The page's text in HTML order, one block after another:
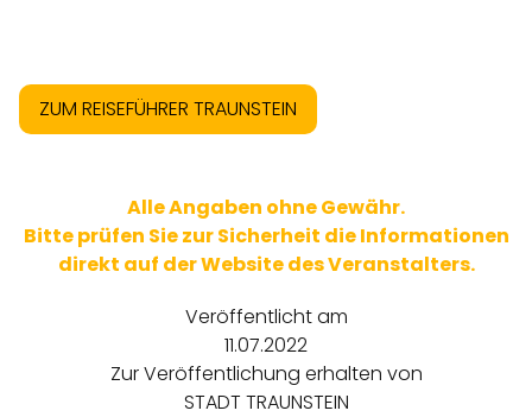
ZUM REISEFÜHRER TRAUNSTEIN
Alle Angaben ohne Gewähr.
Bitte prüfen Sie zur Sicherheit die Informationen
direkt auf der Website des Veranstalters.
Veröffentlicht am
11.07.2022
Zur Veröffentlichung erhalten von
STADT TRAUNSTEIN